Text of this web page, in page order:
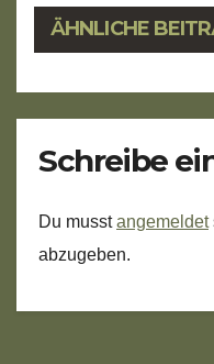
ÄHNLICHE
Schreibe
Du musstangemeldet
abzugeben.